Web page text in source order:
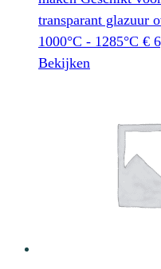
transparant glazuur
1000°C - 1285°C €
Bekijken